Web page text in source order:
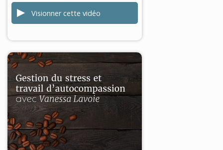
Visionner cette vidéo
0
seconds
of
0
seconds